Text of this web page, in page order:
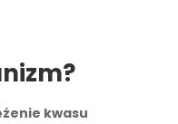
kwasu